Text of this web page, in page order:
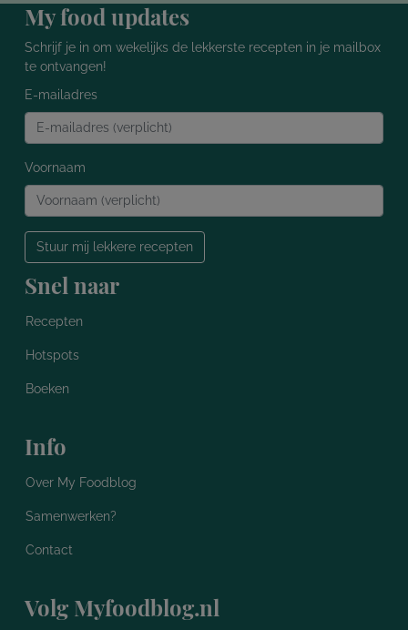
My food updates
Schrijf je in om wekelijks de lekkerste recepten in je mailbox
te ontvangen!
E-mailadres
Voornaam
Stuur mij lekkere recepten
Snel naar
Recepten
Hotspots
Boeken
Info
Over My Foodblog
Samenwerken?
Contact
Volg Myfoodblog.nl